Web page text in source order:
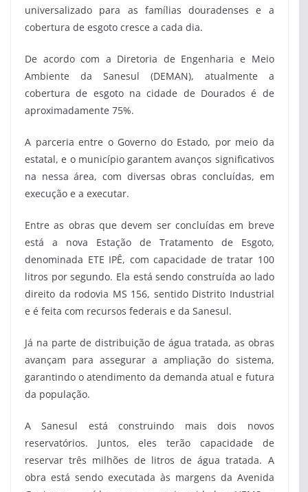
universalizado para as famílias douradenses e a
cobertura de esgoto cresce a cada dia.
De acordo com a Diretoria de Engenharia e Meio
Ambiente da Sanesul (DEMAN), atualmente a
cobertura de esgoto na cidade de Dourados é de
aproximadamente 75%.
A parceria entre o Governo do Estado, por meio da
estatal, e o município garantem avanços significativos
na nessa área, com diversas obras concluídas, em
execução e a executar.
Entre as obras que devem ser concluídas em breve
está a nova Estação de Tratamento de Esgoto,
denominada ETE IPÊ, com capacidade de tratar 100
litros por segundo. Ela está sendo construída ao lado
direito da rodovia MS 156, sentido Distrito Industrial
e é feita com recursos federais e da Sanesul.
Já na parte de distribuição de água tratada, as obras
avançam para assegurar a ampliação do sistema,
garantindo o atendimento da demanda atual e futura
da população.
A Sanesul está construindo mais dois novos
reservatórios. Juntos, eles terão capacidade de
reservar três milhões de litros de água tratada. A
obra está sendo executada às margens da Avenida